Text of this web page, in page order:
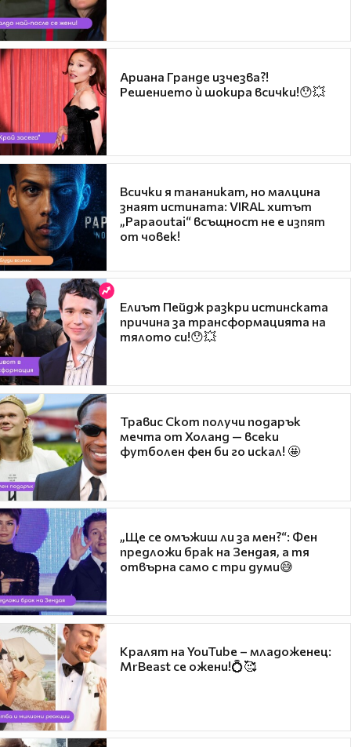
Ариана Гранде изчезва?!
Решението ѝ шокира всички!😯💥
Всички я тананикат, но малцина
знаят истината: VIRAL хитът
„Papaoutai“ всъщност не е изпят
от човек!
Елиът Пейдж разкри истинската
причина за трансформацията на
тялото си!😯💥
Травис Скот получи подарък
мечта от Холанд — всеки
футболен фен би го искал! 🤩
„Ще се омъжиш ли за мен?“: Фен
предложи брак на Зендая, а тя
отвърна само с три думи😅
Кралят на YouTube – младоженец:
MrBeast се ожени!💍🥰